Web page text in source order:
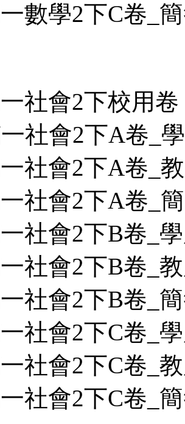
數學2下C卷_
社會2下校用卷
社會2下A卷_
社會2下A卷_
社會2下A卷_
社會2下B卷_
社會2下B卷_
社會2下B卷_
社會2下C卷_
社會2下C卷_
社會2下C卷_